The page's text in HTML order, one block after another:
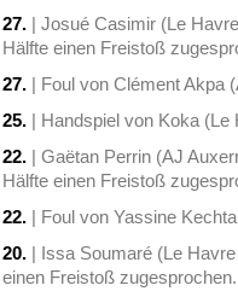
27. | Josué Casimir (Le
Hälfte einen Freistoß
27. | Foul von Clément Akpa
25. | Handspiel von Koka (Le
22. | Gaëtan Perrin (AJ
Hälfte einen Freistoß
22. | Foul von Yassine
20. | Issa Soumaré (Le
einen Freistoß zugesprochen.